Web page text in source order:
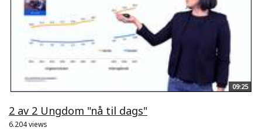
09:25
2 av 2 Ungdom "nå til dags"
6.204 views